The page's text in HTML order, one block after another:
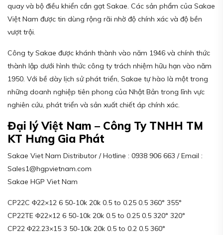
quay và bộ điều khiển cần gạt Sakae. Các sản phẩm của Sakae
Việt Nam được tin dùng rộng rãi nhờ độ chính xác và độ bền
vượt trội.
Công ty Sakae được khánh thành vào năm 1946 và chính thức
thành lập dưới hình thức công ty trách nhiệm hữu hạn vào năm
1950. Với bề dày lịch sử phát triển, Sakae tự hào là một trong
những doanh nghiệp tiên phong của Nhật Bản trong lĩnh vực
nghiên cứu, phát triển và sản xuất chiết áp chính xác.
Đại lý Việt Nam – Công Ty TNHH TM
KT Hưng Gia Phát
Sakae Viet Nam Distributor / Hotline : 0938 906 663 / Email :
Sales1@hgpvietnam.com
Sakae HGP Viet Nam
CP22C Φ22×12 6 50-10k 20k 0.5 to 0.25 0.5 360° 355°
CP22TE Φ22×12 6 50-10k 20k 0.5 to 0.25 0.5 320° 320°
CP22 Φ22.23×15 3 50-10k 20k 0.5 to 0.2 0.5 360°